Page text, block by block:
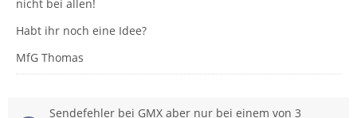
nicht bei allen!
Habt ihr noch eine Idee?
MfG Thomas
Sendefehler bei GMX aber nur bei einem von 3